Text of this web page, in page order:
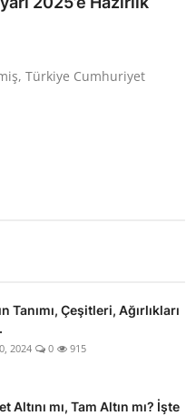
Türkiye Cumhuriyet
Tanımı, Çeşitleri, Ağırlıkları
2024 0 915
Altını mı, Tam Altın mı? İşte